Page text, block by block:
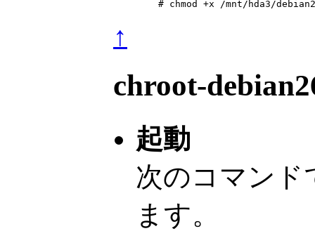
# chmod +x /mnt/hda3/
↑
chroot-
起動
次のコマンド
ます。